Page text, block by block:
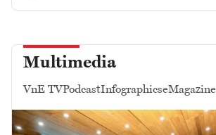
Multimedia
VnE TVPodcastInfographicseMagazine